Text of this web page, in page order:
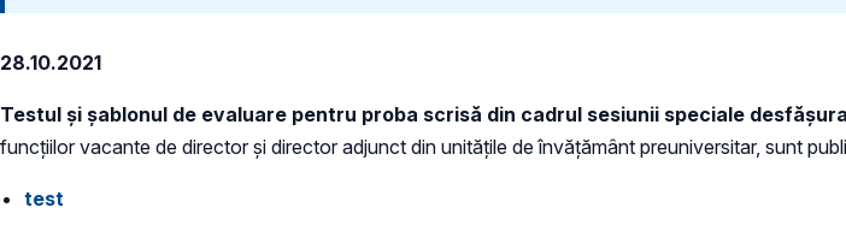
28.10.2021
Testul și șablonul de evaluare pentru proba scrisă din cadrul sesiunii speciale
funcțiilor vacante de director și director adjunct din unitățile de învățământ preuniversitar, sunt
test